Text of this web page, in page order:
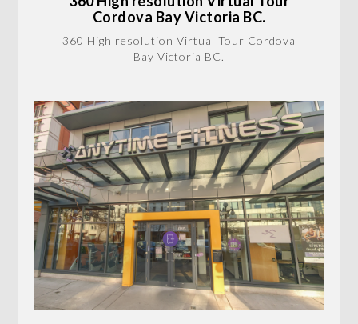
Cordova Bay Victoria BC.
360 High resolution Virtual Tour Cordova
Bay Victoria BC.